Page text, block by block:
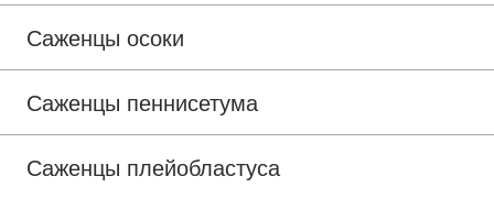
Саженцы осоки
Саженцы пеннисетума
Саженцы плейобластуса